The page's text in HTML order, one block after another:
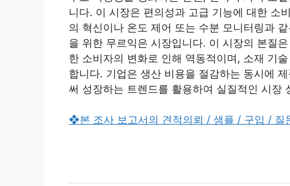
니다. 이 시장은 편의성과 고급 기능에 대한 소
의 혁신이나 온도 제어 또는 수분 모니터링과
을 위한 무르익은 시장입니다. 이 시장의 본질
한 소비자의 변화로 인해 역동적이며, 소재 기
합니다. 기업은 생산 비용을 절감하는 동시에
써 성장하는 트렌드를 활용하여 실질적인 시장
❖본 조사 보고서의 견적의뢰 / 샘플 / 구입 /